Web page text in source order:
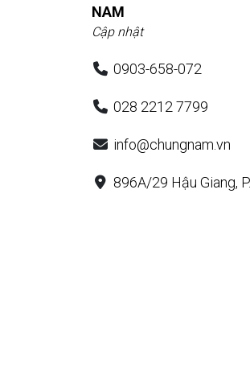
NAM
Cập nhật
0903-658-072
028 2212 7799
info@chungnam.vn
896A/29 Hậu Giang,